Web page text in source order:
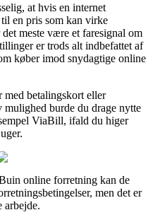
at hvis en internet
en pris som kan virke
meste være et faresignal om
er trods alt indbefattet af
køber imod snydagtige online
med betalingskort eller
burde du drage nytte
ViaBill, ifald du higer
online forretning kan de
men det er